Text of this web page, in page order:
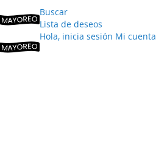
Buscar
Lista de deseos
Hola, inicia sesión Mi cuenta